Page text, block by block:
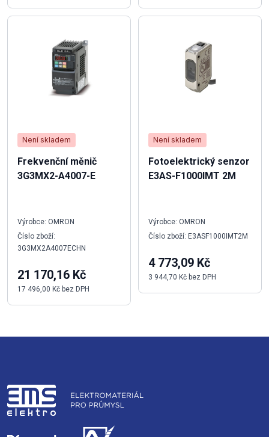
Není skladem
Frekvenční měnič
3G3MX2-A4007-E
Výrobce: OMRON
Číslo zboží:
3G3MX2A4007ECHN
21 170,16 Kč
17 496,00 Kč bez DPH
Není skladem
Fotoelektrický senzor
E3AS-F1000IMT 2M
Výrobce: OMRON
Číslo zboží: E3ASF1000IMT2M
4 773,09 Kč
3 944,70 Kč bez DPH